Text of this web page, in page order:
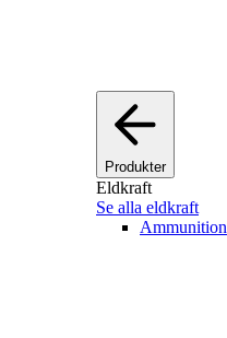
Produkter
Eldkraft
Se alla eldkraft
Ammunition